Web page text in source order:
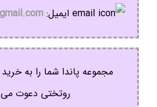
ایمیل:
مجموعه پاندا شما را به
روتختی دعوت می